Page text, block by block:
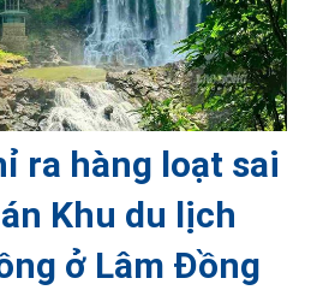
ra hàng loạt sai
Khu du lịch
ở Lâm Đồng